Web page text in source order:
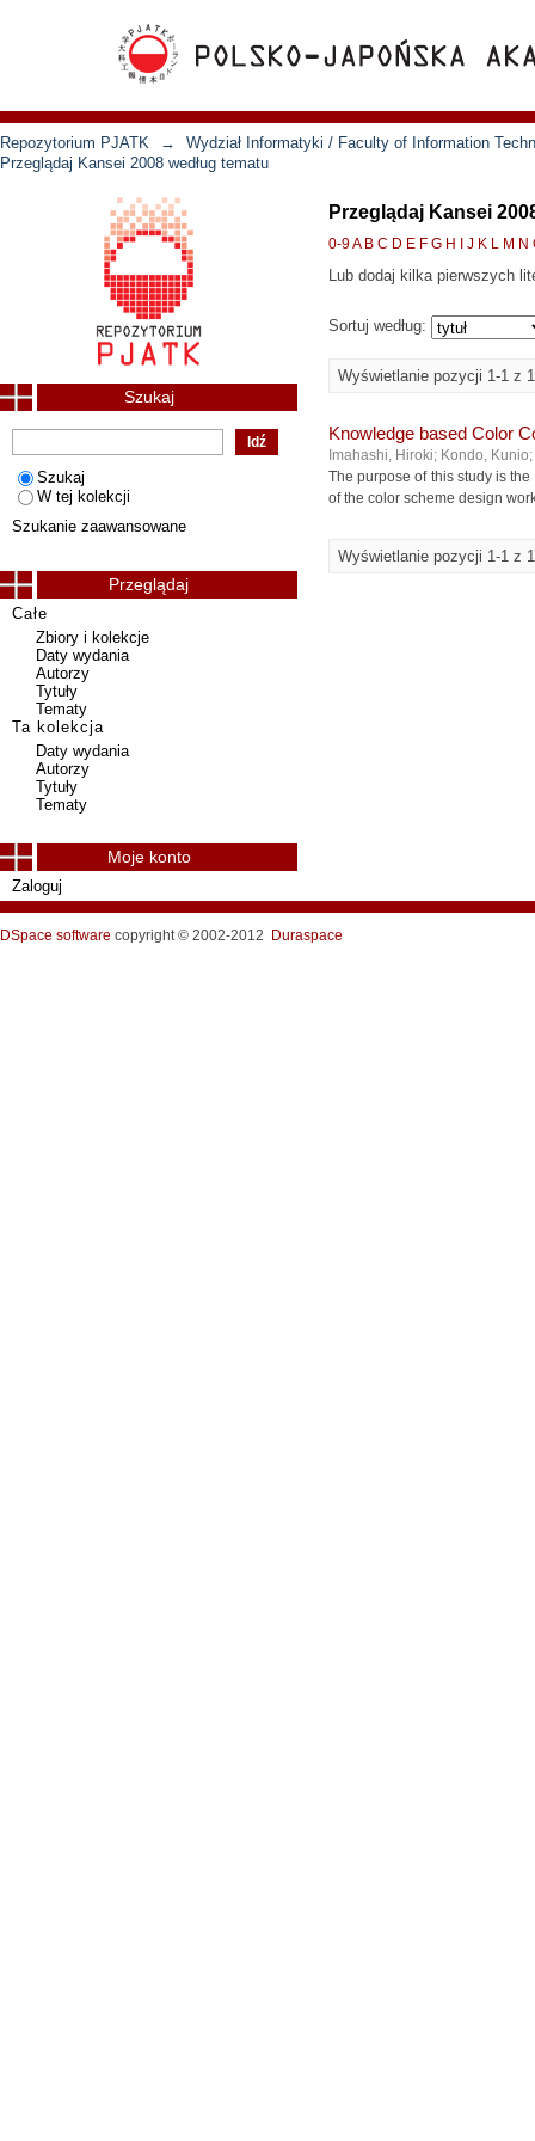
Repozytorium PJATK →
Wydział Informatyki / Faculty of Information
Przeglądaj Kansei 2008 według tematu
Przeglądaj Kansei
0-9A B C D E F G H J K L M N
Lub dodaj kilka pierwszych
Sortuj według:
Wyświetlanie pozycji 1-1 z 1
Knowledge based Color
Imahashi, Hiroki; Kondo, Kunio;
The purpose of this study is
of the color scheme design
Wyświetlanie pozycji 1-1 z 1
Szukaj
Szukaj
W tej kolekcji
Szukanie zaawansowane
Przeglądaj
Całe
Zbiory i kolekcje
Daty wydania
Autorzy
Tytuły
Tematy
Ta kolekcja
Daty wydania
Autorzy
Tytuły
Tematy
Moje konto
Zaloguj
DSpace software copyright © 2002-2012 Duraspace